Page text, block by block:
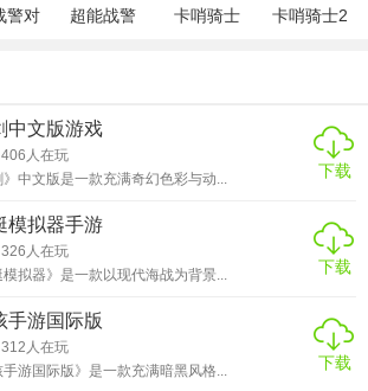
危险状况，努力生存在这个热血世界中，
着一座谜一样的地牢。
警对
超能战警
卡哨骑士
卡哨骑士2
中文版游戏
406 人在玩
》中文版是一款充满奇幻色彩与动...
下载
模拟器手游
326 人在玩
模拟器》是一款以现代海战为背景...
下载
手游国际版
312 人在玩
手游国际版》是一款充满暗黑风格...
下载